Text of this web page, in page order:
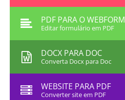
PDF PARA O WEBFORM
Editar formulário em PDF
DOCX PARA DOC
Converta Docx para Doc
WEBSITE PARA PDF
Converter site em PDF